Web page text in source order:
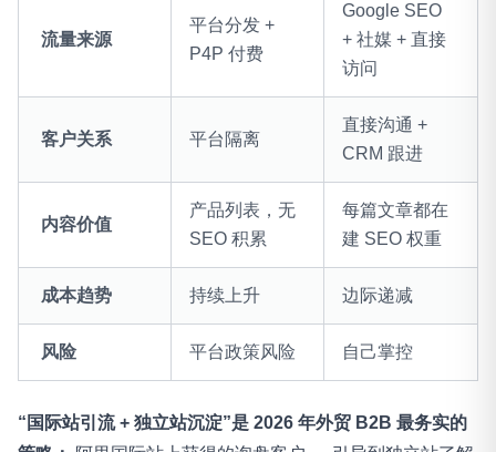
流量来源
平台分发 +
P4P 付费
Google SEO
+ 社媒 + 直接
访问
客户关系 平台隔离
直接沟通 +
CRM 跟进
内容价值
产品列表，无
SEO 积累
每篇文章都在
建 SEO 权重
成本趋势 持续上升 边际递减
风险 平台政策风险 自己掌控
“国际站引流 + 独立站沉淀”是 2026 年外贸 B2B 最务实的